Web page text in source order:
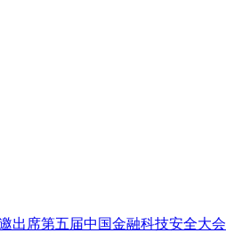
出席第五届中国金融科技安全大会